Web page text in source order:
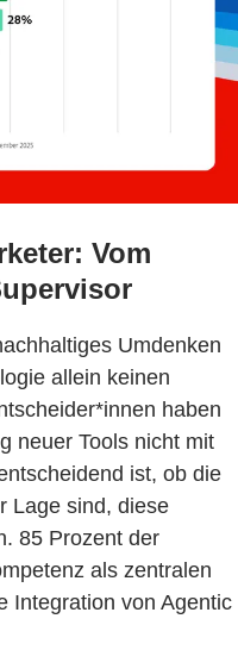
Vom
Umdenken
allein keinen
haben
neuer Tools nicht mit
ist, ob die
Lage sind, diese
85 Prozent der
als zentralen
Integration von Agentic